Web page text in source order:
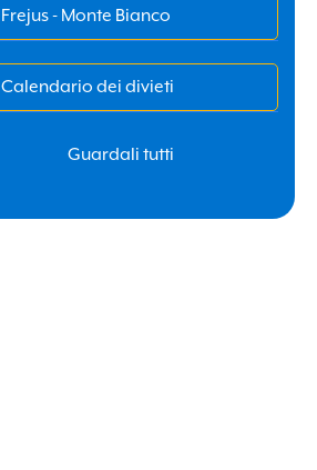
Frejus - Monte Bianco
Calendario dei divieti
Guardali tutti